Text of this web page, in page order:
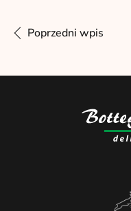
Poprzedni wpis